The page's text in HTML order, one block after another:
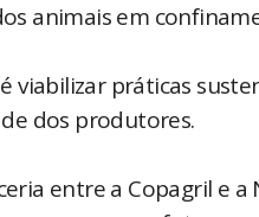
animais em
viabilizar práticas
dos produtores.
entre a Copagril e